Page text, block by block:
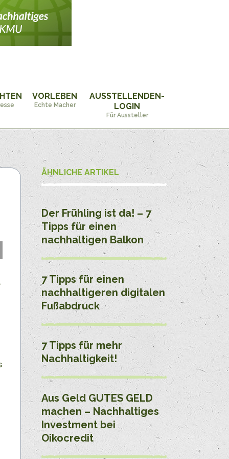
VORLEBEN
Echte Macher
AUSSTELLENDEN-
LOGIN
Für Aussteller
ÄHNLICHE ARTIKEL
Der Frühling ist da! – 7
Tipps für einen
nachhaltigen Balkon
7 Tipps für einen
nachhaltigeren digitalen
Fußabdruck
7 Tipps für mehr
Nachhaltigkeit!
Aus Geld GUTES GELD
machen – Nachhaltiges
Investment bei
Oikocredit